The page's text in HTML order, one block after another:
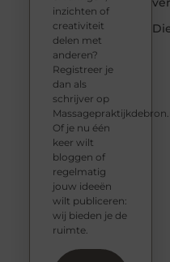
inzichten of
creativiteit
delen met
anderen?
Registreer je
dan als
schrijver op
Of je nu één
keer wilt
bloggen of
regelmatig
jouw ideeën
wilt publiceren:
wij bieden je de
ruimte.